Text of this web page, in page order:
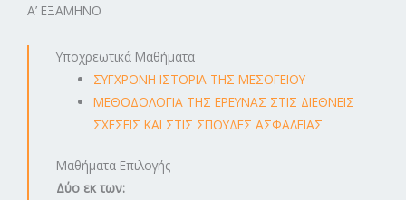
Α’ ΕΞΑΜΗΝΟ
Υποχρεωτικά Μαθήματα
ΣΥΓΧΡΟΝΗ ΙΣΤΟΡΙΑ ΤΗΣ ΜΕΣΟΓΕΙΟΥ
ΜΕΘΟΔΟΛΟΓΙΑ ΤΗΣ ΕΡΕΥΝΑΣ ΣΤΙΣ ΔΙΕΘΝΕΙΣ
ΣΧΕΣΕΙΣ ΚΑΙ ΣΤΙΣ ΣΠΟΥΔΕΣ ΑΣΦΑΛΕΙΑΣ
Μαθήματα Επιλογής
Δύο εκ των: